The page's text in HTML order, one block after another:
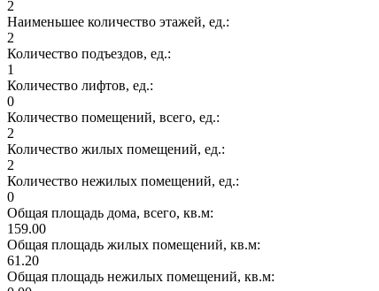
2
Наименьшее количество этажей, ед.:
2
Количество подъездов, ед.:
1
Количество лифтов, ед.:
0
Количество помещений, всего, ед.:
2
Количество жилых помещений, ед.:
2
Количество нежилых помещений, ед.:
0
Общая площадь дома, всего, кв.м:
159.00
Общая площадь жилых помещений, кв.м:
61.20
Общая площадь нежилых помещений, кв.м: